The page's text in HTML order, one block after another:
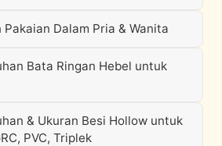
Dalam Pria & Wanita
Bata Ringan Hebel untuk
& Ukuran Besi Hollow untuk
PVC, Triplek